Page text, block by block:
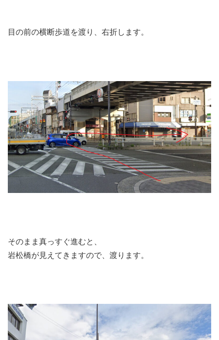
目の前の横断歩道を渡り、右折します。
そのまま真っすぐ進むと、
岩松橋が見えてきますので、渡ります。